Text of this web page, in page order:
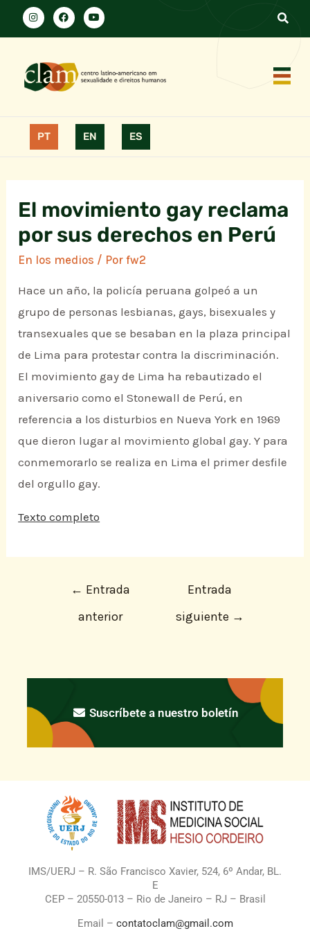
PT EN ES
El movimiento gay reclama
por sus derechos en Perú
En los medios / Porfw2
Hace un año, la policía peruana golpeó a un
grupo de personas lesbianas, gays, bisexuales y
transexuales que se besaban en la plaza principal
de Lima para protestar contra la discriminación.
El movimiento gay de Lima ha rebautizado el
aniversario como el Stonewall de Perú, en
referencia a los disturbios en Nueva York en 1969
que dieron lugar al movimiento global gay. Y para
conmemorarlo se realiza en Lima el primer desfile
del orgullo gay.
Texto completo
← Entrada
anterior
Entrada
siguiente →
Suscríbete a nuestro boletín
IMS/UERJ – R. São Francisco Xavier, 524, 6º Andar, BL.
E
CEP – 20550-013 – Rio de Janeiro – RJ – Brasil
Email – contatoclam@gmail.com